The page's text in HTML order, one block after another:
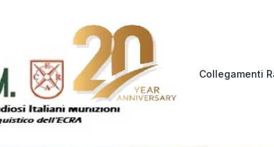
Collegamenti